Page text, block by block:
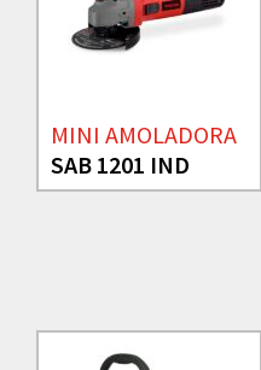
MINI AMOLADORA
SAB 1201 IND